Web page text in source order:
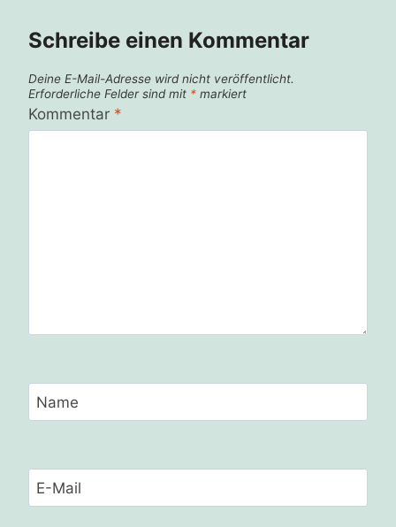
Schreibe einen Kommentar
Deine E-Mail-Adresse wird nicht veröffentlicht.
Erforderliche Felder sind mit * markiert
Kommentar *
Name
E-Mail